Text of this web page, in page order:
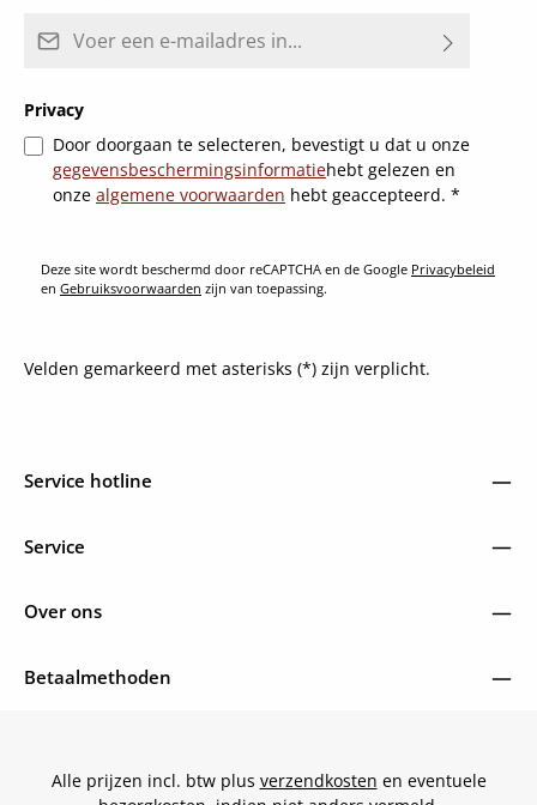
Privacy
Door doorgaan te selecteren, bevestigt u dat u onze
gegevensbeschermingsinformatiehebt gelezen en
onze algemene voorwaarden hebt geaccepteerd. *
Deze site wordt beschermd door reCAPTCHA en de Google Privacybeleid
en Gebruiksvoorwaarden zijn van toepassing.
Velden gemarkeerd met asterisks (*) zijn verplicht.
Service hotline
Service
Over ons
Betaalmethoden
Alle prijzen incl. btw plus verzendkosten en eventuele